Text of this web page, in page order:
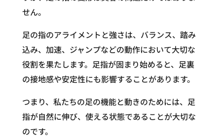
せん。
足の指のアライメントと強さは、バランス、踏み
込み、加速、ジャンプなどの動作において大切な
役割を果たします。足指が固まり始めると、足裏
の接地感や安定性にも影響することがあります。
つまり、私たちの足の機能と動きのためには、足
指が自然に伸び、使える状態であることが大切な
のです。